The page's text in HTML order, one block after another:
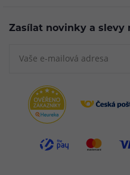
Zasílat novinky a slevy